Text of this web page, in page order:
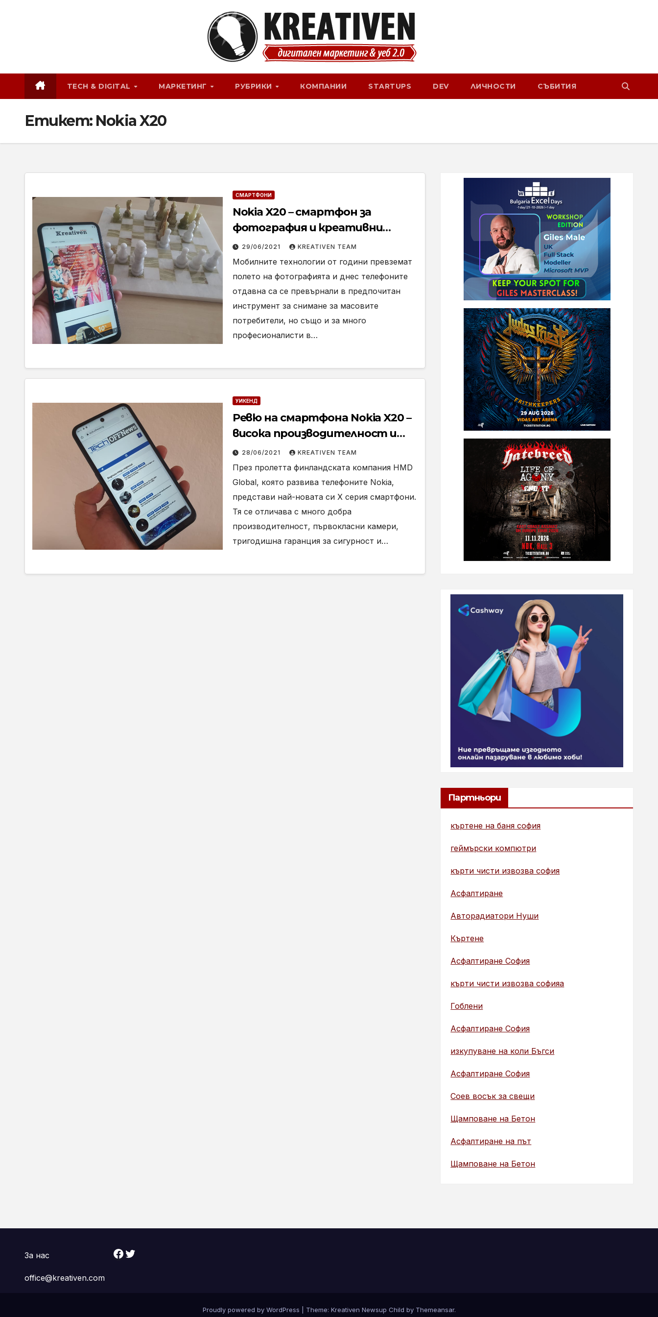
TECH & DIGITAL МАРКЕТИНГ РУБРИКИ КОМПАНИИ STARTUPS DEV ЛИЧНОСТИ СЪБИТИЯ
Етикет: Nokia X20
СМАРТФОНИ
Nokia X20 – смартфон за
фотография и креативни
дейности
29/06/2021 KREATIVEN TEAM
Мобилните технологии от години превземат
полето на фотографията и днес телефоните
отдавна са се превърнали в предпочитан
инструмент за снимане за масовите
потребители, но също и за много
професионалисти в…
УИКЕНД
Ревю на смартфона Nokia X20 –
висока производителност и
мисъл за природата
28/06/2021 KREATIVEN TEAM
През пролетта финландската компания HMD
Global, която развива телефоните Nokia,
представи най-новата си X серия смартфони.
Тя се отличава с много добра
производителност, първокласни камери,
тригодишна гаранция за сигурност и…
Партньори
къртене на баня софия
геймърски компютри
кърти чисти извозва софия
Асфалтиране
Авторадиатори Нуши
Къртене
Асфалтиране София
кърти чисти извозва софияа
Гоблени
Асфалтиране София
изкупуване на коли Бъгси
Асфалтиране София
Соев восък за свещи
Щамповане на Бетон
Асфалтиране на път
Щамповане на Бетон
За нас
office@kreativen.com
Facebook Twitter
Proudly powered by WordPress Theme: Kreativen Newsup Child by Themeansar.